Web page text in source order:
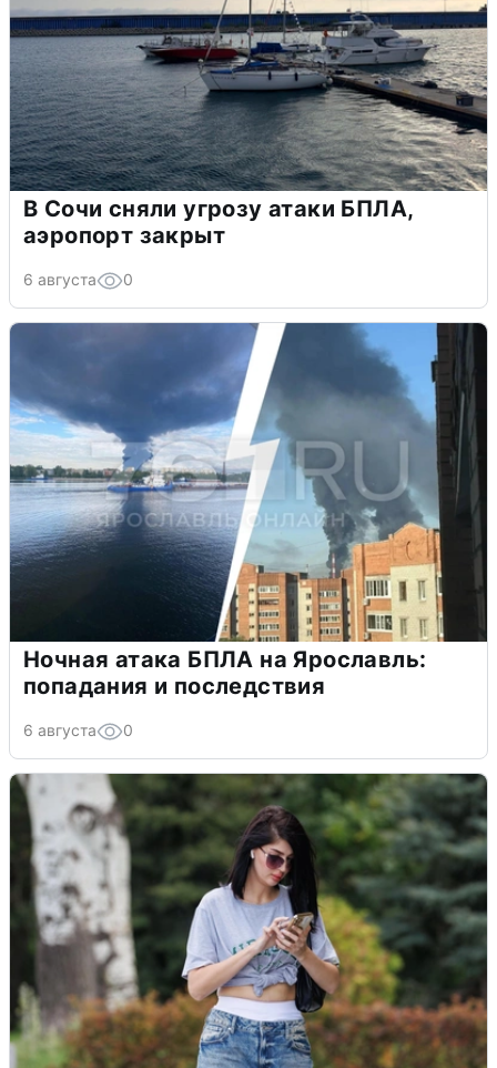
В Сочи сняли угрозу атаки БПЛА,
аэропорт закрыт
6 августа 0
Ночная атака БПЛА на Ярославль:
попадания и последствия
6 августа 0